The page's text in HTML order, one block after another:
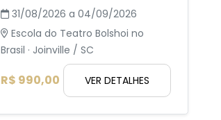
31/08/2026 a 04/09/2026
Escola do Teatro Bolshoi no
Brasil · Joinville / SC
R$ 990,00 VER DETALHES